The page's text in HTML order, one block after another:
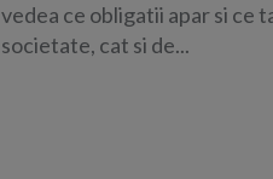
vedea ce obligatii apar si ce
societate, cat si de...